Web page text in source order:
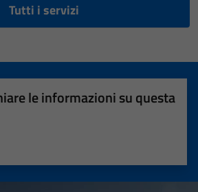
Tutti i servizi
le informazioni su questa
5 stelle su 5
stelle su 5
su 5
5